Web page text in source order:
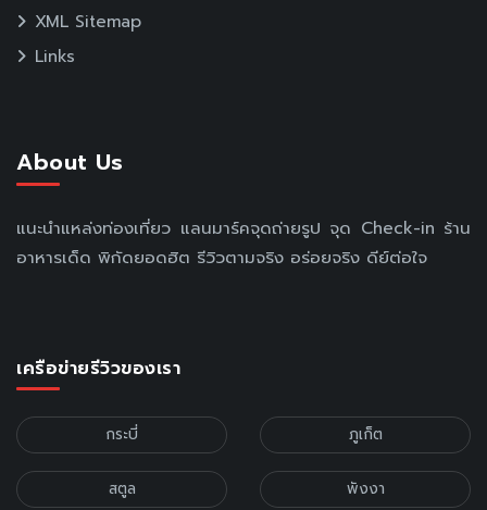
XML Sitemap
Links
About Us
แนะนำแหล่งท่องเที่ยว แลนมาร์คจุดถ่ายรูป จุด Check-in ร้าน
อาหารเด็ด พิกัดยอดฮิต รีวิวตามจริง อร่อยจริง ดีย์ต่อใจ
เครือข่ายรีวิวของเรา
กระบี่ ภูเก็ต
สตูล พังงา